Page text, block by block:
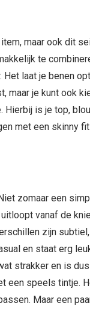
maar ook dit
te
laat je benen
maar je kunt ook
is je top,
met een skinny
zomaar een
vanaf de
zijn
en staat erg
strakker en is
een speels tintje.
Maar een